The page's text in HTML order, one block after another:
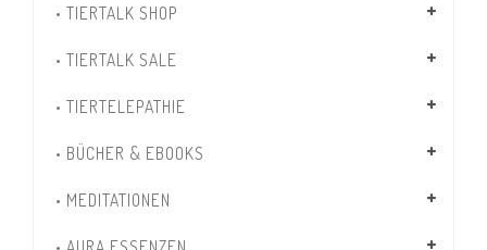
• TIERTALK SHOP
• TIERTALK SALE
• TIERTELEPATHIE
• BÜCHER & EBOOKS
• MEDITATIONEN